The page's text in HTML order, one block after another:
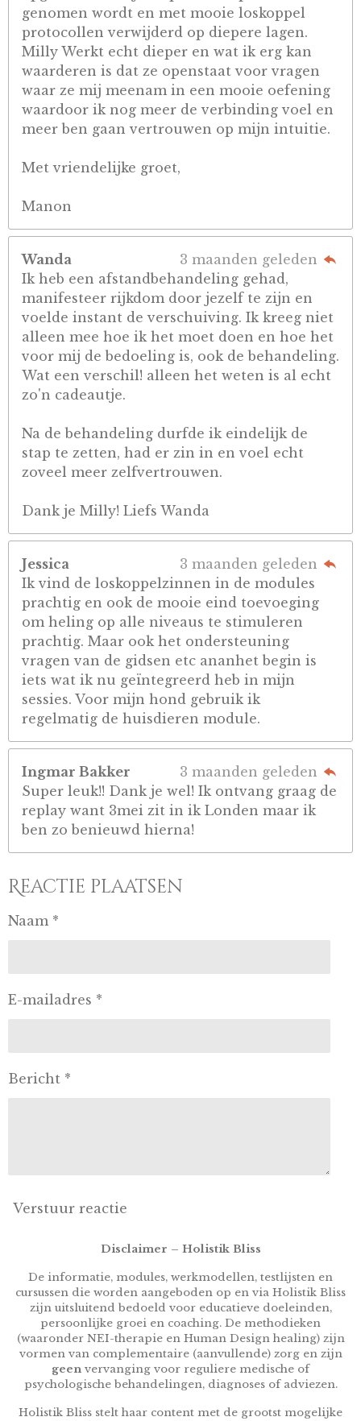
genomen wordt en met mooie loskoppel
protocollen verwijderd op diepere lagen.
Milly Werkt echt dieper en wat ik erg kan
waarderen is dat ze openstaat voor vragen
waar ze mij meenam in een mooie oefening
waardoor ik nog meer de verbinding voel en
meer ben gaan vertrouwen op mijn intuitie.
Met vriendelijke groet,
Manon
Wanda
3 maanden geleden
Ik heb een afstandbehandeling gehad,
manifesteer rijkdom door jezelf te zijn en
voelde instant de verschuiving. Ik kreeg niet
alleen mee hoe ik het moet doen en hoe het
voor mij de bedoeling is, ook de behandeling.
Wat een verschil! alleen het weten is al echt
zo'n cadeautje.
Na de behandeling durfde ik eindelijk de
stap te zetten, had er zin in en voel echt
zoveel meer zelfvertrouwen.
Dank je Milly! Liefs Wanda
Jessica
3 maanden geleden
Ik vind de loskoppelzinnen in de modules
prachtig en ook de mooie eind toevoeging
om heling op alle niveaus te stimuleren
prachtig. Maar ook het ondersteuning
vragen van de gidsen etc ananhet begin is
iets wat ik nu geïntegreerd heb in mijn
sessies. Voor mijn hond gebruik ik
regelmatig de huisdieren module.
Ingmar Bakker
3 maanden geleden
Super leuk!! Dank je wel! Ik ontvang graag de
replay want 3mei zit in ik Londen maar ik
ben zo benieuwd hierna!
Reactie plaatsen
Naam *
E-mailadres *
Bericht *
Verstuur reactie
Disclaimer – Holistik Bliss
De informatie, modules, werkmodellen, testlijsten en
cursussen die worden aangeboden op en via Holistik Bliss
zijn uitsluitend bedoeld voor educatieve doeleinden,
persoonlijke groei en coaching. De methodieken
(waaronder NEI-therapie en Human Design healing) zijn
vormen van complementaire (aanvullende) zorg en zijn
geen vervanging voor reguliere medische of
psychologische behandelingen, diagnoses of adviezen.
Holistik Bliss stelt haar content met de grootst mogelijke